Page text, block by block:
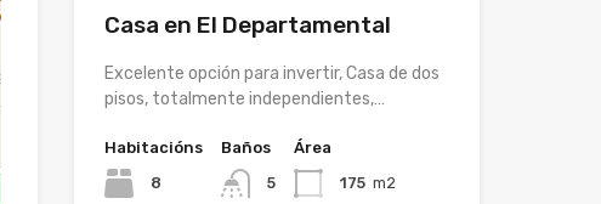
Casa en El Departamental
Excelente opción para invertir, Casa de dos
pisos, totalmente independientes,…
Habitacións
8
Baños
5
Área
175 m2